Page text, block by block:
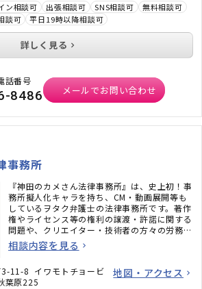
ン相談可 出張相談可 SNS相談可
無料相談可
談可 平日19時以降相談可
詳しく見る
話番号
8486 メールでお問い合わせ
事務所
『神田のカメさん法律事務所』は、史上初！事
務所擬人化キャラを持ち、CM・動画展開等も
しているヲタク弁護士の法律事務所です。著作
権やライセンス等の権利の譲渡・許諾に関する
問題や、クリエイター・技術者の方々の労務問
題にも力を入れています。また、相続問題、遺
言書作成、戦略的離婚サービスなどもご好評い
相談内容を見る
3-11-8 イワモトチョービ
葉原225
地図・アクセス